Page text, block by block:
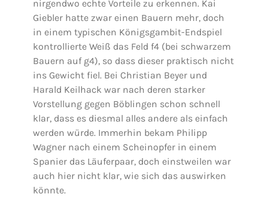
nirgendwo echte Vorteile zu erkennen. Kai
Giebler hatte zwar einen Bauern mehr, doch
in einem typischen Königsgambit-Endspiel
kontrollierte Weiß das Feld f4 (bei schwarzem
Bauern auf g4), so dass dieser praktisch nicht
ins Gewicht fiel. Bei Christian Beyer und
Harald Keilhack war nach deren starker
Vorstellung gegen Böblingen schon schnell
klar, dass es diesmal alles andere als einfach
werden würde. Immerhin bekam Philipp
Wagner nach einem Scheinopfer in einem
Spanier das Läuferpaar, doch einstweilen war
auch hier nicht klar, wie sich das auswirken
könnte.